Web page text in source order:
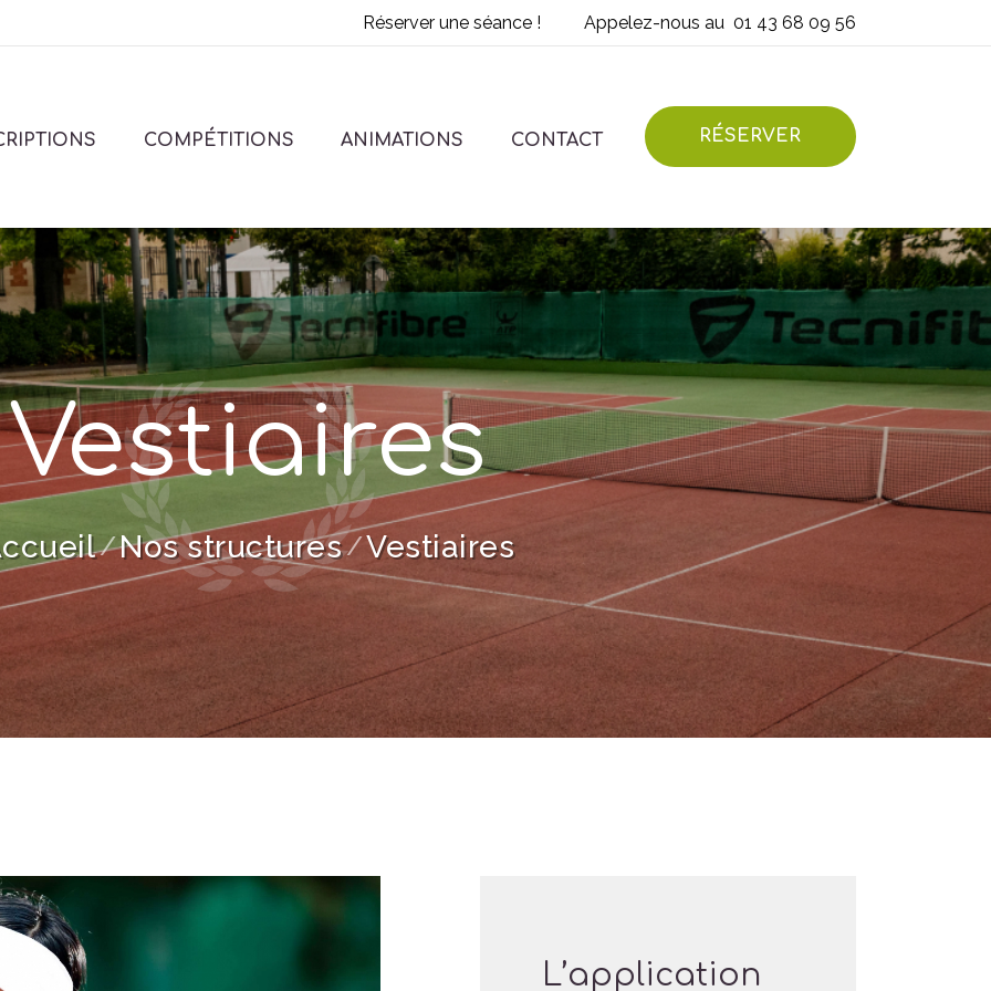
Réserver une séance ! Appelez-nous au 01 43 68 09 56
COMPÉTITIONS ANIMATIONS CONTACT RÉSERVER
Vestiaires
Nos structures Vestiaires
L’application